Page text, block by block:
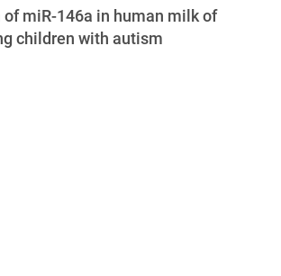
miR-146a in human milk of
children with autism